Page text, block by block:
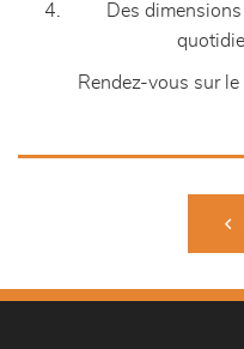
Des
Rendez-vous sur le